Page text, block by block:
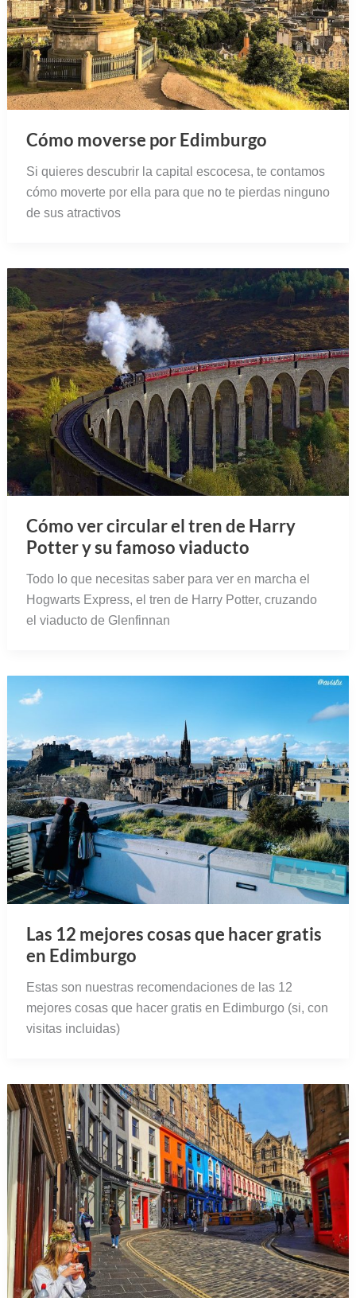
Cómo moverse por Edimburgo
Si quieres descubrir la capital escocesa, te contamos
cómo moverte por ella para que no te pierdas ninguno
de sus atractivos
Cómo ver circular el tren de Harry
Potter y su famoso viaducto
Todo lo que necesitas saber para ver en marcha el
Hogwarts Express, el tren de Harry Potter, cruzando
el viaducto de Glenfinnan
Las 12 mejores cosas que hacer gratis
en Edimburgo
Estas son nuestras recomendaciones de las 12
mejores cosas que hacer gratis en Edimburgo (si, con
visitas incluidas)